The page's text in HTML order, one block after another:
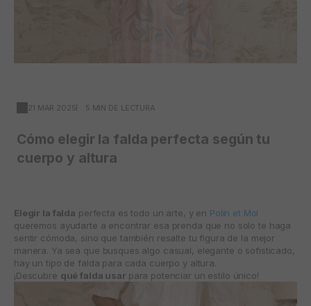
21 MAR 2025 5 MIN DE LECTURA
Cómo elegir la falda perfecta según tu
cuerpo y altura
Elegir la falda perfecta es todo un arte, y en Polín et Moi
queremos ayudarte a encontrar esa prenda que no solo te haga
sentir cómoda, sino que también resalte tu figura de la mejor
manera. Ya sea que busques algo casual, elegante o sofisticado,
hay un tipo de falda para cada cuerpo y altura.
¡Descubre qué falda usar para potenciar un estilo único!